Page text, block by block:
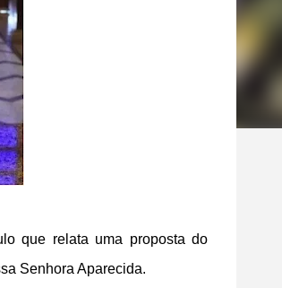
que relata uma proposta do
Senhora Aparecida.